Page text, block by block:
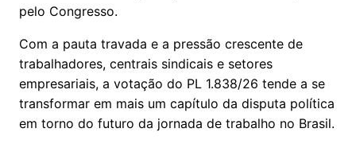
pelo Congresso.
Com a pauta travada e a pressão crescente de
trabalhadores, centrais sindicais e setores
empresariais, a votação do PL 1.838/26 tende a se
transformar em mais um capítulo da disputa política
em torno do futuro da jornada de trabalho no Brasil.